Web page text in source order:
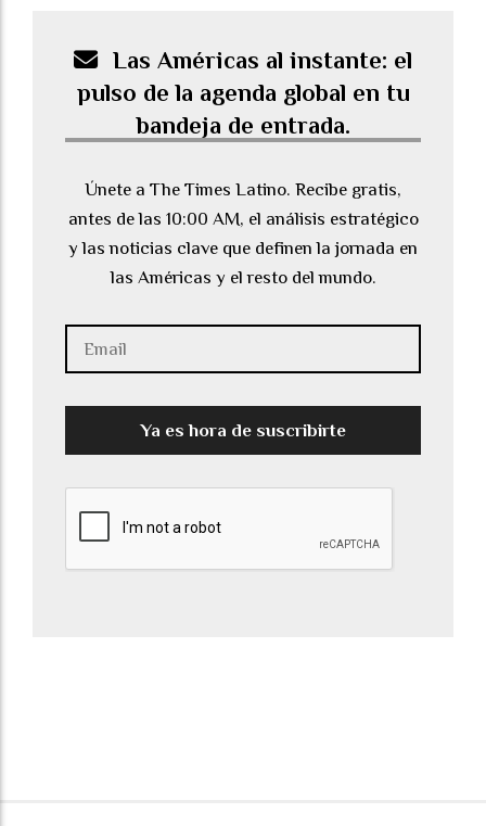
Las Américas al instante: el
pulso de la agenda global en tu
bandeja de entrada.
Únete a The Times Latino. Recibe gratis,
antes de las 10:00 AM, el análisis estratégico
y las noticias clave que definen la jornada en
las Américas y el resto del mundo.
Ya es hora de suscribirte